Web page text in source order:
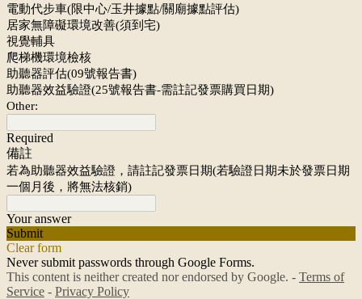
電動代步車(限中心/玉井據點/關廟據點評估)
居家無障礙環境改善(須到宅)
視覺輔具
爬梯機環境檢核
助聽器評估(09號報告書)
助聽器效益驗證(25號報告書-需註記發票購買日期)
Other:
Required
備註
若為助聽器效益驗證，請註記發票日期(若驗證日期未於發票日期
一個月後，將無法核銷)
Your answer
Submit
Clear form
Never submit passwords through Google Forms.
This content is neither created nor endorsed by Google. - Terms of
Service - Privacy Policy